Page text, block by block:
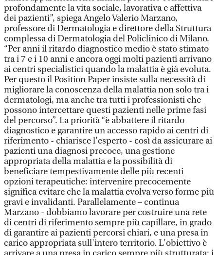
profondamente la vita sociale, lavorativa e affettiva
dei pazienti”, spiega Angelo Valerio Marzano,
professore di Dermatologia e direttore della Struttura
complessa di Dermatologia del Policlinico di Milano.
“Per anni il ritardo diagnostico medio è stato stimato
tra i 7 e i 10 anni e ancora oggi molti pazienti arrivano
ai centri specialistici quando la malattia è già evoluta.
Per questo il Position Paper insiste sulla necessità di
migliorare la conoscenza della malattia non solo tra i
dermatologi, ma anche tra tutti i professionisti che
possono intercettare questi pazienti nelle prime fasi
del percorso”. La priorità “è abbattere il ritardo
diagnostico e garantire un accesso rapido ai centri di
riferimento - chiarisce l’esperto - così da assicurare ai
pazienti una diagnosi precoce, una gestione
appropriata della malattia e la possibilità di
beneficiare tempestivamente delle più recenti
opzioni terapeutiche: intervenire precocemente
significa evitare che la malattia evolva verso forme più
gravi e invalidanti. Parallelamente – continua
Marzano - dobbiamo lavorare per costruire una rete
di centri di riferimento sempre più capillare, in grado
di garantire ai pazienti percorsi chiari, e una presa in
carico appropriata sull'intero territorio. L'obiettivo è